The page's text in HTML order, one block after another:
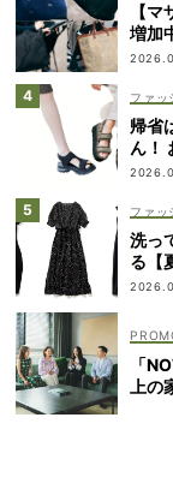
【
増加
ファッ
帰省
ん！
ファッ
洗っ
る【
「
上